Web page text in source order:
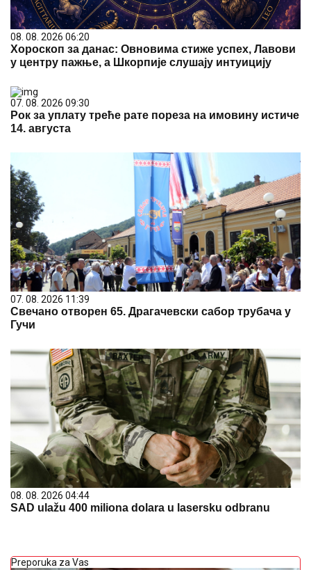
08. 08. 2026 06:20
Хороскоп за данас: Овновима стиже успех, Лавови
у центру пажње, а Шкорпије слушају интуицију
07. 08. 2026 09:30
Рок за уплату треће рате пореза на имовину истиче
14. августа
07. 08. 2026 11:39
Свечано отворен 65. Драгачевски сабор трубача у
Гучи
08. 08. 2026 04:44
SAD ulažu 400 miliona dolara u lasersku odbranu
Preporuka za Vas